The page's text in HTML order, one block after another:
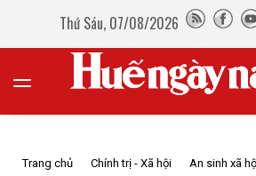
Thứ Sáu, 07/08/2026
Trang chủ Chính trị - Xã hội An sinh xã